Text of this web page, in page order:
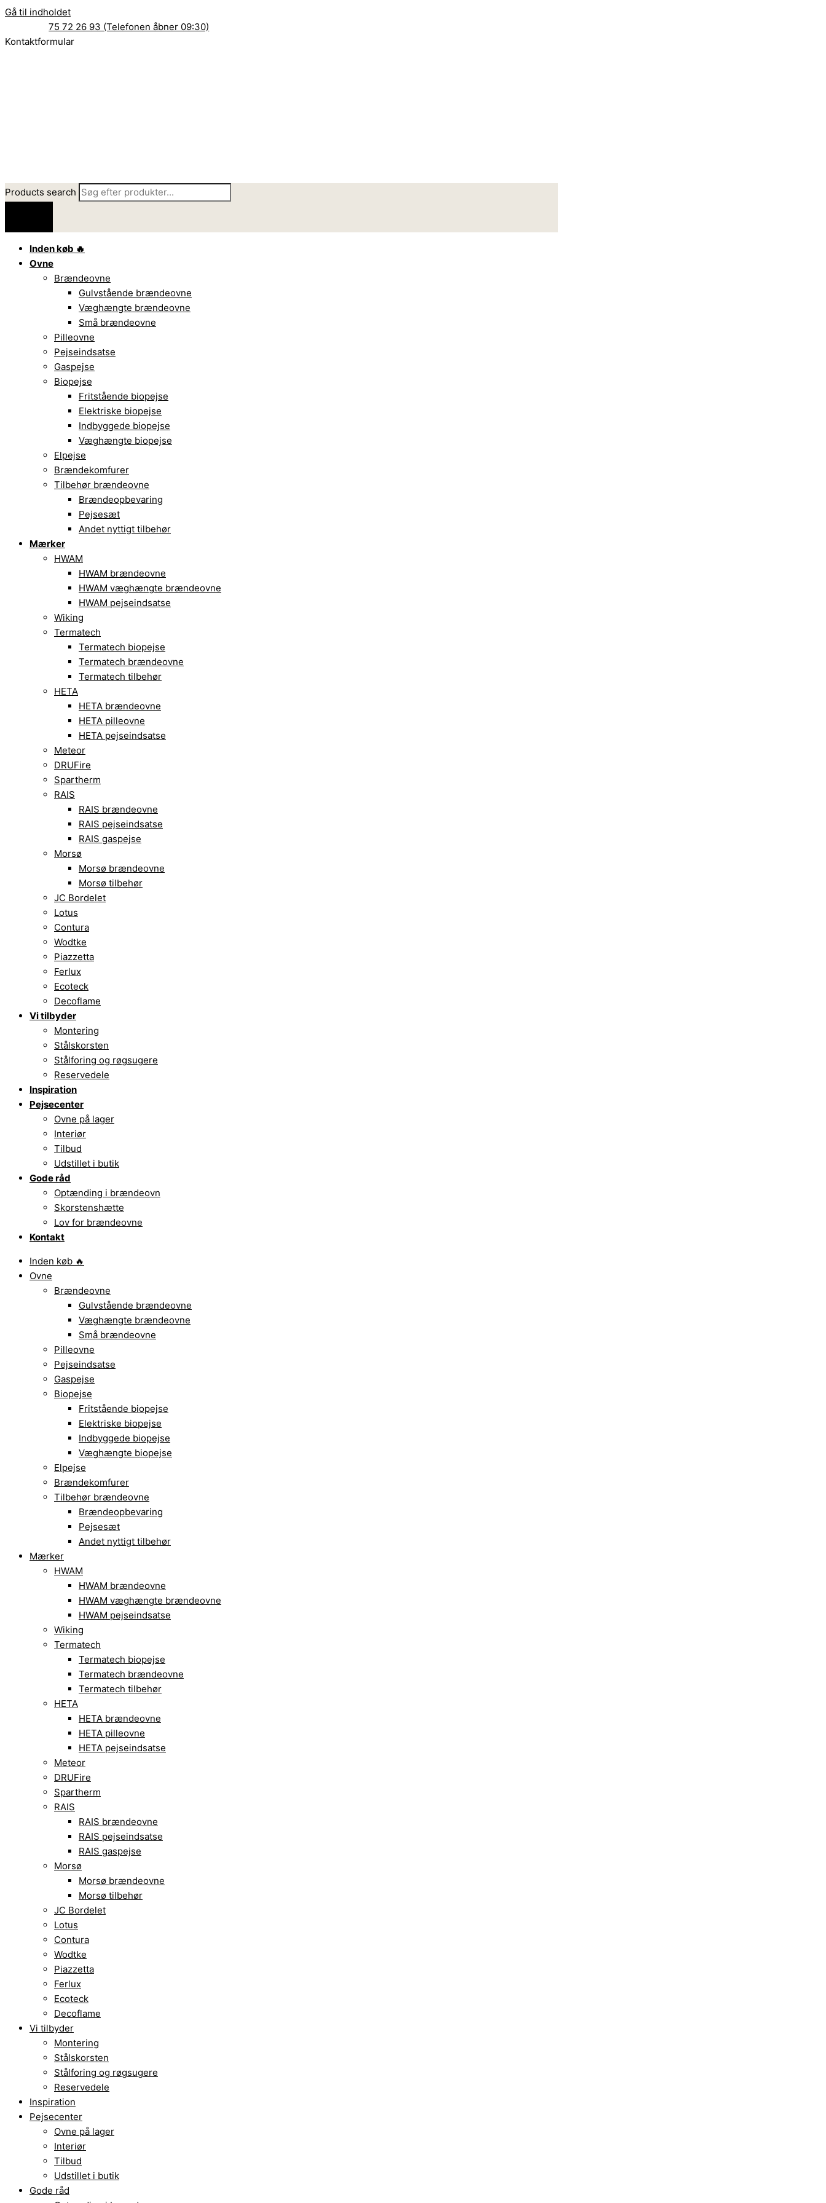
Gå til indholdet
75 72 26 93 (Telefonen åbner 09:30)
Kontaktformular
Products search
Inden køb 🔥
Ovne
Brændeovne
Gulvstående brændeovne
Væghængte brændeovne
Små brændeovne
Pilleovne
Pejseindsatse
Gaspejse
Biopejse
Fritstående biopejse
Elektriske biopejse
Indbyggede biopejse
Væghængte biopejse
Elpejse
Brændekomfurer
Tilbehør brændeovne
Brændeopbevaring
Pejsesæt
Andet nyttigt tilbehør
Mærker
HWAM
HWAM brændeovne
HWAM væghængte brændeovne
HWAM pejseindsatse
Wiking
Termatech
Termatech biopejse
Termatech brændeovne
Termatech tilbehør
HETA
HETA brændeovne
HETA pilleovne
HETA pejseindsatse
Meteor
DRUFire
Spartherm
RAIS
RAIS brændeovne
RAIS pejseindsatse
RAIS gaspejse
Morsø
Morsø brændeovne
Morsø tilbehør
JC Bordelet
Lotus
Contura
Wodtke
Piazzetta
Ferlux
Ecoteck
Decoflame
Vi tilbyder
Montering
Stålskorsten
Stålforing og røgsugere
Reservedele
Inspiration
Pejsecenter
Ovne på lager
Interiør
Tilbud
Udstillet i butik
Gode råd
Optænding i brændeovn
Skorstenshætte
Lov for brændeovne
Kontakt
Inden køb 🔥
Ovne
Brændeovne
Gulvstående brændeovne
Væghængte brændeovne
Små brændeovne
Pilleovne
Pejseindsatse
Gaspejse
Biopejse
Fritstående biopejse
Elektriske biopejse
Indbyggede biopejse
Væghængte biopejse
Elpejse
Brændekomfurer
Tilbehør brændeovne
Brændeopbevaring
Pejsesæt
Andet nyttigt tilbehør
Mærker
HWAM
HWAM brændeovne
HWAM væghængte brændeovne
HWAM pejseindsatse
Wiking
Termatech
Termatech biopejse
Termatech brændeovne
Termatech tilbehør
HETA
HETA brændeovne
HETA pilleovne
HETA pejseindsatse
Meteor
DRUFire
Spartherm
RAIS
RAIS brændeovne
RAIS pejseindsatse
RAIS gaspejse
Morsø
Morsø brændeovne
Morsø tilbehør
JC Bordelet
Lotus
Contura
Wodtke
Piazzetta
Ferlux
Ecoteck
Decoflame
Vi tilbyder
Montering
Stålskorsten
Stålforing og røgsugere
Reservedele
Inspiration
Pejsecenter
Ovne på lager
Interiør
Tilbud
Udstillet i butik
Gode råd